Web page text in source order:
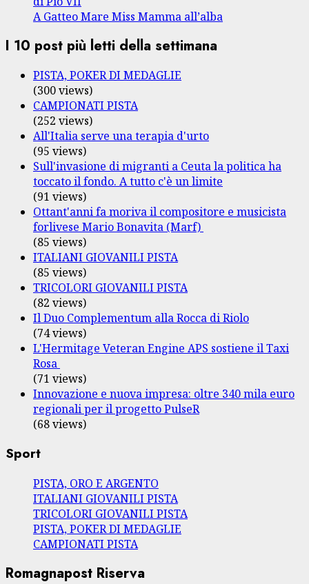
A Gatteo Mare Miss Mamma all’alba
I 10 post più letti della settimana
PISTA, POKER DI MEDAGLIE
(300 views)
CAMPIONATI PISTA
(252 views)
All'Italia serve una terapia d'urto
(95 views)
Sull'invasione di migranti a Ceuta la politica ha
toccato il fondo. A tutto c'è un limite
(91 views)
Ottant'anni fa moriva il compositore e musicista
forlivese Mario Bonavita (Marf)
(85 views)
ITALIANI GIOVANILI PISTA
(85 views)
TRICOLORI GIOVANILI PISTA
(82 views)
Il Duo Complementum alla Rocca di Riolo
(74 views)
L'Hermitage Veteran Engine APS sostiene il Taxi
Rosa
(71 views)
Innovazione e nuova impresa: oltre 340 mila euro
regionali per il progetto PulseR
(68 views)
Sport
PISTA, ORO E ARGENTO
ITALIANI GIOVANILI PISTA
TRICOLORI GIOVANILI PISTA
PISTA, POKER DI MEDAGLIE
CAMPIONATI PISTA
Romagnapost Riserva